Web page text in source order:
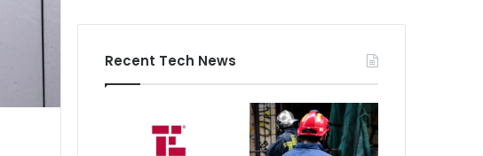
Recent Tech News